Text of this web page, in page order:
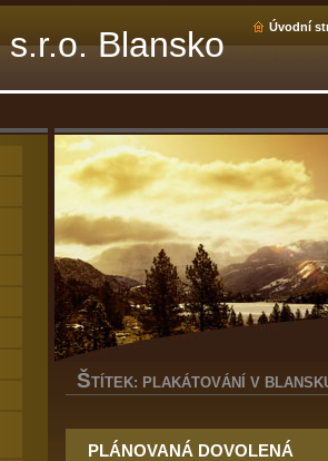
Blansko Úvodní
ŠTÍTEK: PLAKÁTOVÁNÍ V
PLÁNOVANÁ DOVOLENÁ